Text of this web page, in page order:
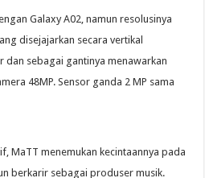
Galaxy A02, namun resolusinya
disejajarkan secara vertikal
sebagai gantinya menawarkan
48MP. Sensor ganda 2 MP sama
MaTT menemukan kecintaannya pada
berkarir sebagai produser musik.